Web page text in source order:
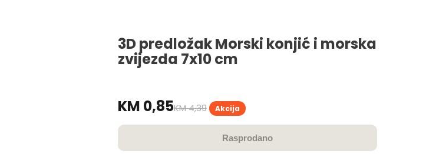
3D predložak Morski konjić i morska
zvijezda 7x10 cm
KM 0,85KM 4,39 Akcija
Rasprodano